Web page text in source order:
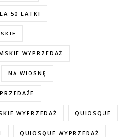
50 LATKI
WYPRZEDAŻ
NA WIOSNĘ
WYPRZEDAŻ QUIOSQUE
QUIOSQUE WYPRZEDAŻ